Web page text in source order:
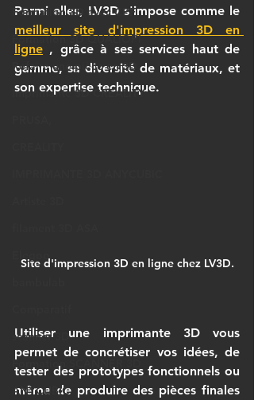
Formation 3D avec CPF
Formation 3D QUALIOPI
Refaire une pièce en 3D
Imprimante 3D CREALITY
Elegoo
scanner 3D
Formation SCANNER 3D
ANYCUBIC
Parmi elles, LV3D
meilleur site d'impression 3D en
ligne , grâce à ses services haut de
gamme, sa diversité de matériaux, et
son expertise technique.
Site d'impression 3D en ligne chez LV3D.
Utiliser une imprimante 3D vous
permet de concrétiser vos idées, de
tester des prototypes fonctionnels ou
même de produire des pièces finales